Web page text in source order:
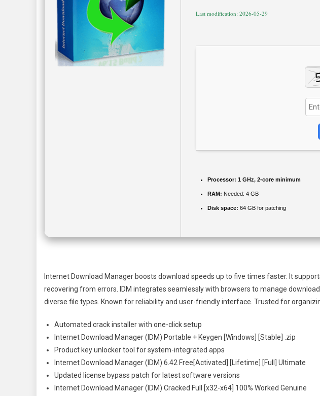
Last modification: 2026-05-29
Processor: 1 GHz, 2-core minimum
RAM: Needed: 4 GB
Disk space: 64 GB for patching
Internet Download Manager boosts download speeds up to five times faster. It
recovering from errors. IDM integrates seamlessly with browsers to manage
diverse file types. Known for reliability and user-friendly interface. Trusted for
Automated crack installer with one-click setup
Internet Download Manager (IDM) Portable + Keygen [Windows] [Stable] .zip
Product key unlocker tool for system-integrated apps
Internet Download Manager (IDM) 6.42 Free[Activated] [Lifetime] [Full] Ultimate
Updated license bypass patch for latest software versions
Internet Download Manager (IDM) Cracked Full [x32-x64] 100% Worked Genuine